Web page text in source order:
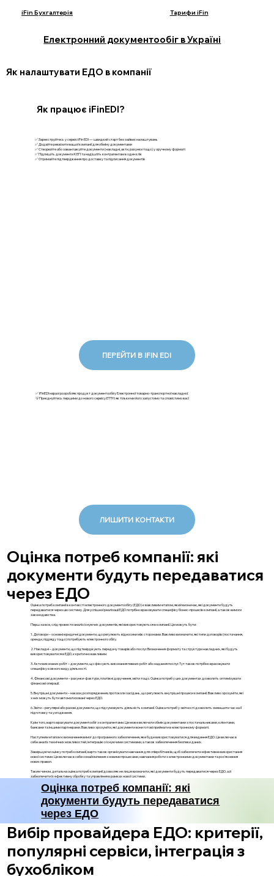
iFin Бухгалтерія Тарифи iFin
Електронний документообіг в Україні
Як налаштувати ЕДО в компанії
✅ Зареєструйтесь у сервісі iFin EDI — швидкий старт без зайвих налаштувань
✅ Додайте реквізити вашої компанії для обміну документами
✅ Створюйте або завантажуйте документи (накладні, акти, рахунки тощо) у зручному форматі
✅ Підпишіть документи КЕП та надішліть контрагентам в один клік
✅ Отримайте підтвердження про доставку та підписання документів
Як працює iFinEDI?
ПЕРЕЙТИ В IFIN EDI
✅ iFinEDI наразі розробляє продукт документообігу Електронної товарно-транспортної накладної.
💡Приєднуйтесь першими до нового сервісу ЕТТН: як тільки ми його запустимо та сповістимо вас!
ЛИШИТИ КОНТАКТИ
Оцінка потреб компанії: які
документи будуть передаватися
через ЕДО
Оцінка потреб компанії в контексті електронного документообігу (ЕДО) є важливим етапом, який визначає, які документи будуть
передаватися через цю систему. Для успішної реалізації ЕДО потрібно враховувати специфіку бізнес-процесів компанії, а також вимоги
законодавства.
Перш за все, слід провести аналіз існуючих документів, які використовуються в компанії. Це можуть бути:
1. Договори – основні юридичні документи, що регулюють відносини між сторонами. Важливо визначити, які типи договорів (постачання,
оренди, підряду тощо) потребують електронного обігу.
2. Накладні – документи, що підтверджують передачу товарів або послуг. Визначення формату та структури накладних, які будуть
використовуватися в ЕДО, є критично важливим.
3. Акти виконаних робіт – документи, що фіксують виконання певних робіт або надання послуг. Тут також потрібно враховувати
специфіку кожного виду діяльності.
4. Фінансові документи – рахунки-фактури, платіжні доручення, звіти тощо. Оцінка потреб у цих документах дозволить оптимізувати
фінансові операції.
5. Внутрішні документи – накази, розпорядження, протоколи засідань, що регулюють внутрішні процеси компанії. Важливо зрозуміти, які
з них можуть бути автоматизовані через ЕДО.
6. Звіти – регулярні або разові документи, що підсумовують діяльність компанії. Оцінка потреб у звітності дозволить зменшити час на її
підготовку та узгодження.
Крім того, варто врахувати документообіг з контрагентами. Це може включати обмін документами з постачальниками, клієнтами,
банками та іншими партнерами. Важливо зрозуміти, які документи вони готові приймати в електронному форматі.
Наступним етапом є визначення вимог до програмного забезпечення, яке буде використовуватися для ведення ЕДО. Це включає в
себе аналіз технічних можливостей, інтеграцію з існуючими системами, а також забезпечення безпеки даних.
Завершуючи оцінку потреб компанії, варто також організувати навчання для співробітників, щоб забезпечити ефективне використання
нової системи. Це включає в себе ознайомлення з новими процесами, навчання роботи з електронними документами та роз'яснення
нових правил.
Таким чином, детальна оцінка потреб компанії дозволяє не лише визначити, які документи будуть передаватися через ЕДО, а й
забезпечити їх ефективну обробку та управління в рамках нової системи.
Оцінка потреб компанії: які
документи будуть передаватися
через ЕДО
Вибір провайдера ЕДО: критерії,
популярні сервіси, інтеграція з
бухобліком